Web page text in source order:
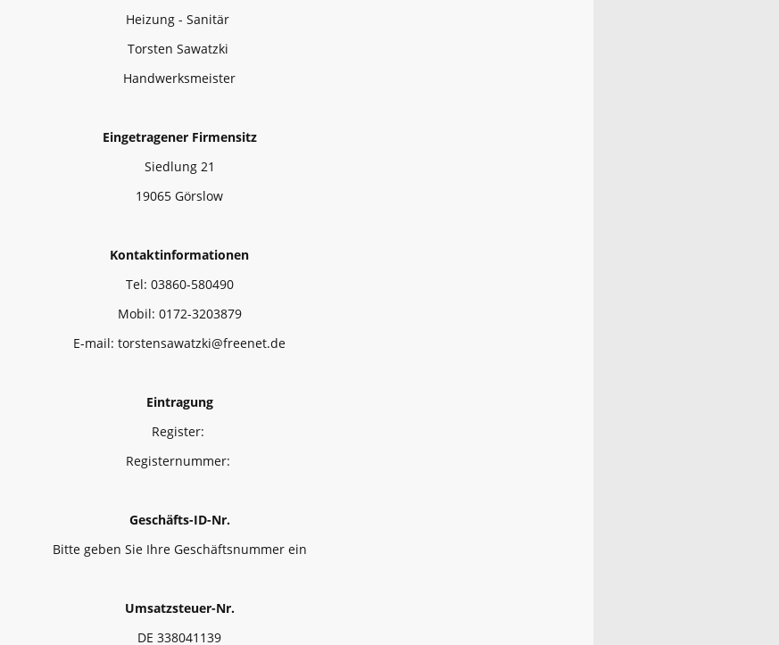
Heizung - Sanitär
Torsten Sawatzki
Handwerksmeister
Eingetragener Firmensitz
Siedlung 21
19065 Görslow
Kontaktinformationen
Tel: 03860-580490
Mobil: 0172-3203879
E-mail: torstensawatzki@freenet.de
Eintragung
Register:
Registernummer:
Geschäfts-ID-Nr.
Bitte geben Sie Ihre Geschäftsnummer ein
Umsatzsteuer-Nr.
DE 338041139